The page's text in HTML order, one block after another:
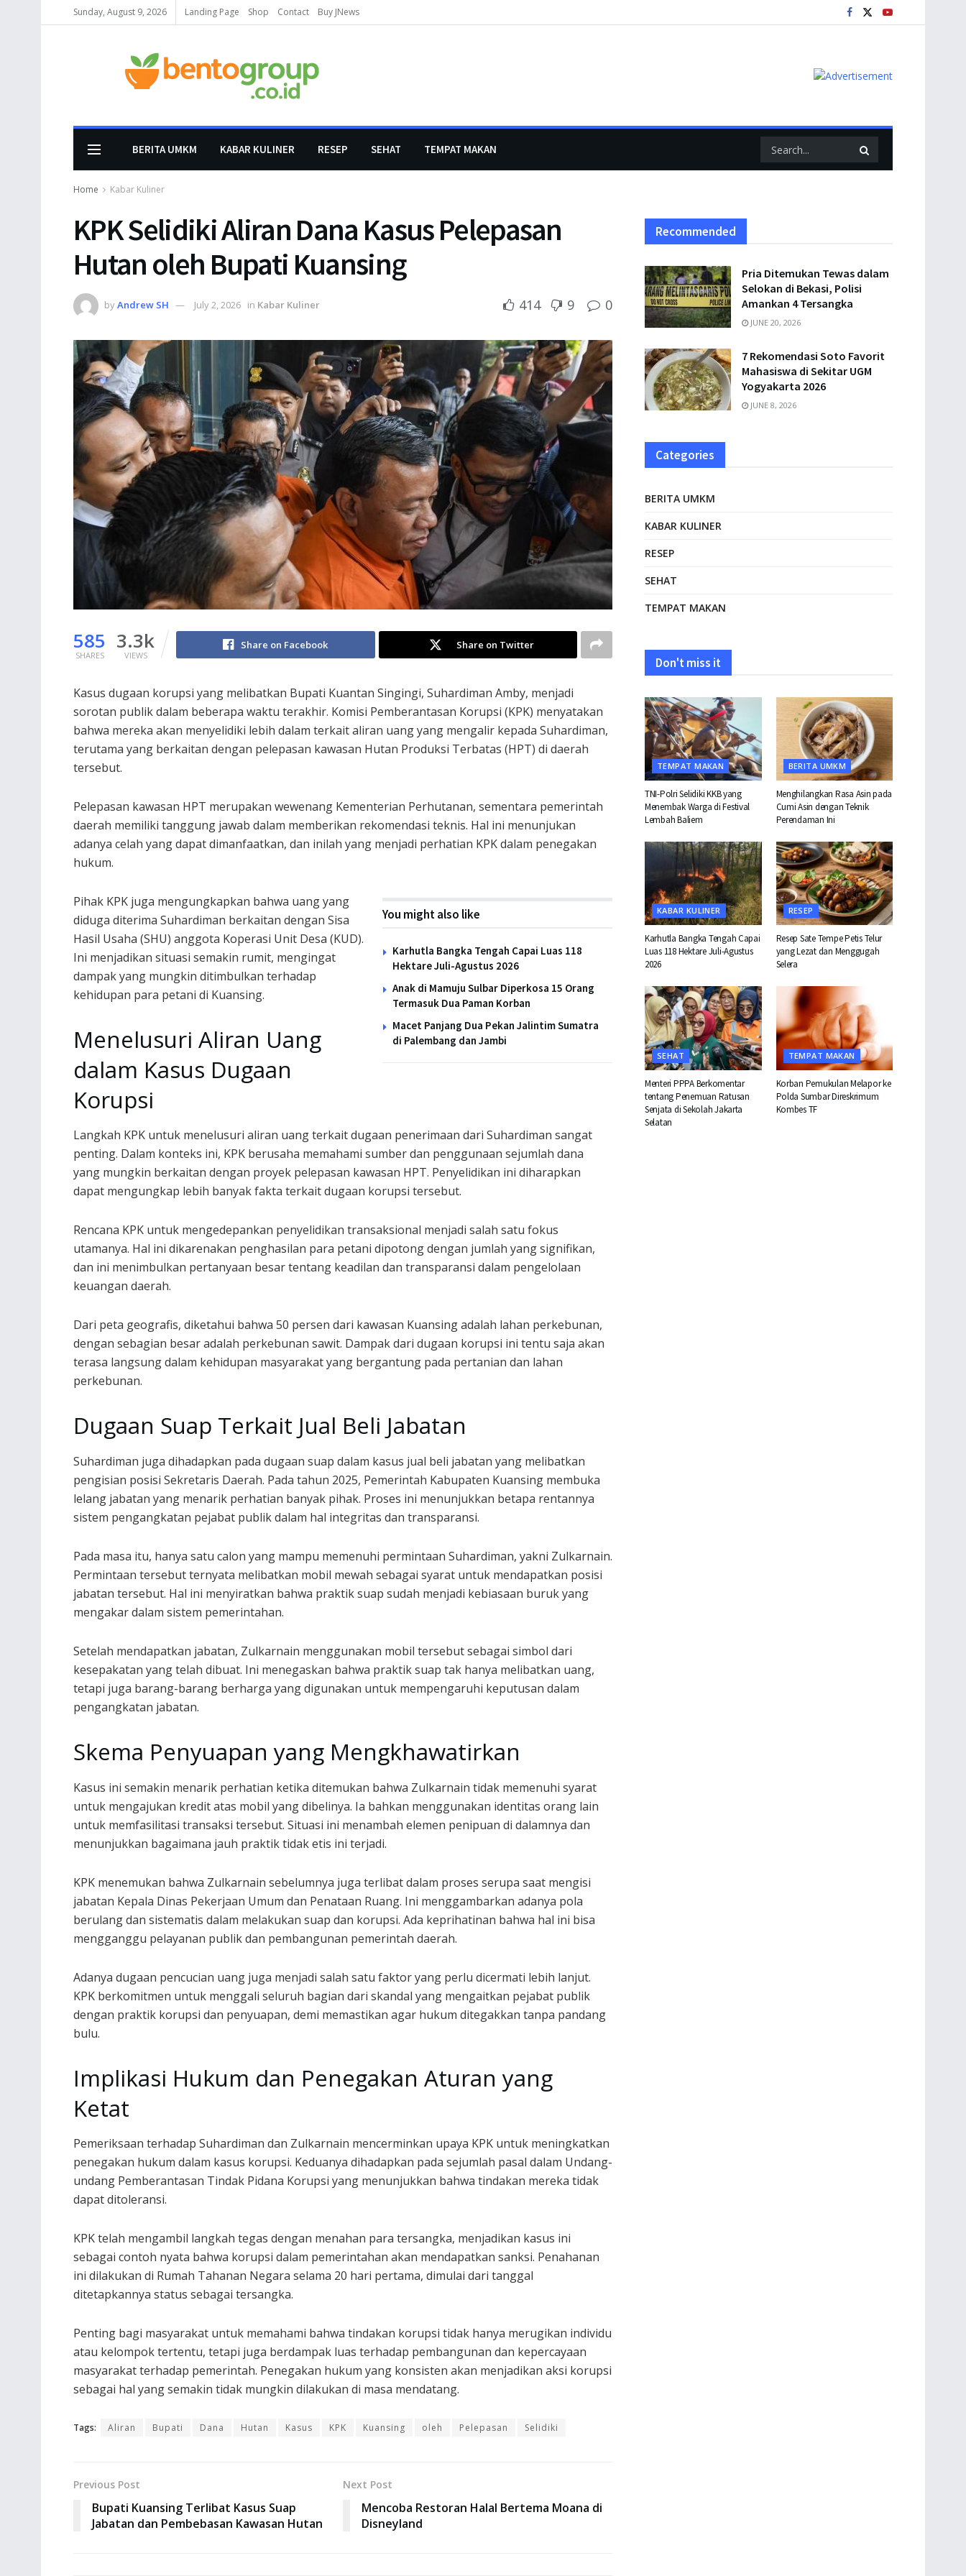
Sunday, August 9, 2026 Landing Page Shop Contact Buy JNews
BERITA UMKM KABAR KULINER RESEP SEHAT TEMPAT MAKAN
Home Kabar Kuliner
KPK Selidiki Aliran Dana Kasus Pelepasan
Hutan oleh Bupati Kuansing
byAndrew SH July 2, 2026 in Kabar Kuliner 414 9 0
585
SHARES
3.3k
VIEWS
Share on Facebook Share on Twitter
Kasus dugaan korupsi yang melibatkan Bupati Kuantan Singingi, Suhardiman Amby, menjadi
sorotan publik dalam beberapa waktu terakhir. Komisi Pemberantasan Korupsi (KPK) menyatakan
bahwa mereka akan menyelidiki lebih dalam terkait aliran uang yang mengalir kepada Suhardiman,
terutama yang berkaitan dengan pelepasan kawasan Hutan Produksi Terbatas (HPT) di daerah
tersebut.
Pelepasan kawasan HPT merupakan wewenang Kementerian Perhutanan, sementara pemerintah
daerah memiliki tanggung jawab dalam memberikan rekomendasi teknis. Hal ini menunjukan
adanya celah yang dapat dimanfaatkan, dan inilah yang menjadi perhatian KPK dalam penegakan
hukum.
You might also like
Karhutla Bangka Tengah Capai Luas 118
Hektare Juli-Agustus 2026
Anak di Mamuju Sulbar Diperkosa 15 Orang
Termasuk Dua Paman Korban
Macet Panjang Dua Pekan Jalintim Sumatra
di Palembang dan Jambi
Pihak KPK juga mengungkapkan bahwa uang yang
diduga diterima Suhardiman berkaitan dengan Sisa
Hasil Usaha (SHU) anggota Koperasi Unit Desa (KUD).
Ini menjadikan situasi semakin rumit, mengingat
dampak yang mungkin ditimbulkan terhadap
kehidupan para petani di Kuansing.
Menelusuri Aliran Uang
dalam Kasus Dugaan
Korupsi
Langkah KPK untuk menelusuri aliran uang terkait dugaan penerimaan dari Suhardiman sangat
penting. Dalam konteks ini, KPK berusaha memahami sumber dan penggunaan sejumlah dana
yang mungkin berkaitan dengan proyek pelepasan kawasan HPT. Penyelidikan ini diharapkan
dapat mengungkap lebih banyak fakta terkait dugaan korupsi tersebut.
Rencana KPK untuk mengedepankan penyelidikan transaksional menjadi salah satu fokus
utamanya. Hal ini dikarenakan penghasilan para petani dipotong dengan jumlah yang signifikan,
dan ini menimbulkan pertanyaan besar tentang keadilan dan transparansi dalam pengelolaan
keuangan daerah.
Dari peta geografis, diketahui bahwa 50 persen dari kawasan Kuansing adalah lahan perkebunan,
dengan sebagian besar adalah perkebunan sawit. Dampak dari dugaan korupsi ini tentu saja akan
terasa langsung dalam kehidupan masyarakat yang bergantung pada pertanian dan lahan
perkebunan.
Dugaan Suap Terkait Jual Beli Jabatan
Suhardiman juga dihadapkan pada dugaan suap dalam kasus jual beli jabatan yang melibatkan
pengisian posisi Sekretaris Daerah. Pada tahun 2025, Pemerintah Kabupaten Kuansing membuka
lelang jabatan yang menarik perhatian banyak pihak. Proses ini menunjukkan betapa rentannya
sistem pengangkatan pejabat publik dalam hal integritas dan transparansi.
Pada masa itu, hanya satu calon yang mampu memenuhi permintaan Suhardiman, yakni Zulkarnain.
Permintaan tersebut ternyata melibatkan mobil mewah sebagai syarat untuk mendapatkan posisi
jabatan tersebut. Hal ini menyiratkan bahwa praktik suap sudah menjadi kebiasaan buruk yang
mengakar dalam sistem pemerintahan.
Setelah mendapatkan jabatan, Zulkarnain menggunakan mobil tersebut sebagai simbol dari
kesepakatan yang telah dibuat. Ini menegaskan bahwa praktik suap tak hanya melibatkan uang,
tetapi juga barang-barang berharga yang digunakan untuk mempengaruhi keputusan dalam
pengangkatan jabatan.
Skema Penyuapan yang Mengkhawatirkan
Kasus ini semakin menarik perhatian ketika ditemukan bahwa Zulkarnain tidak memenuhi syarat
untuk mengajukan kredit atas mobil yang dibelinya. Ia bahkan menggunakan identitas orang lain
untuk memfasilitasi transaksi tersebut. Situasi ini menambah elemen penipuan di dalamnya dan
menunjukkan bagaimana jauh praktik tidak etis ini terjadi.
KPK menemukan bahwa Zulkarnain sebelumnya juga terlibat dalam proses serupa saat mengisi
jabatan Kepala Dinas Pekerjaan Umum dan Penataan Ruang. Ini menggambarkan adanya pola
berulang dan sistematis dalam melakukan suap dan korupsi. Ada keprihatinan bahwa hal ini bisa
mengganggu pelayanan publik dan pembangunan pemerintah daerah.
Adanya dugaan pencucian uang juga menjadi salah satu faktor yang perlu dicermati lebih lanjut.
KPK berkomitmen untuk menggali seluruh bagian dari skandal yang mengaitkan pejabat publik
dengan praktik korupsi dan penyuapan, demi memastikan agar hukum ditegakkan tanpa pandang
bulu.
Implikasi Hukum dan Penegakan Aturan yang
Ketat
Pemeriksaan terhadap Suhardiman dan Zulkarnain mencerminkan upaya KPK untuk meningkatkan
penegakan hukum dalam kasus korupsi. Keduanya dihadapkan pada sejumlah pasal dalam Undang-
undang Pemberantasan Tindak Pidana Korupsi yang menunjukkan bahwa tindakan mereka tidak
dapat ditoleransi.
KPK telah mengambil langkah tegas dengan menahan para tersangka, menjadikan kasus ini
sebagai contoh nyata bahwa korupsi dalam pemerintahan akan mendapatkan sanksi. Penahanan
ini dilakukan di Rumah Tahanan Negara selama 20 hari pertama, dimulai dari tanggal
ditetapkannya status sebagai tersangka.
Penting bagi masyarakat untuk memahami bahwa tindakan korupsi tidak hanya merugikan individu
atau kelompok tertentu, tetapi juga berdampak luas terhadap pembangunan dan kepercayaan
masyarakat terhadap pemerintah. Penegakan hukum yang konsisten akan menjadikan aksi korupsi
sebagai hal yang semakin tidak mungkin dilakukan di masa mendatang.
Tags: Aliran Bupati Dana Hutan Kasus KPK Kuansing oleh Pelepasan Selidiki
Previous Post
Bupati Kuansing Terlibat Kasus Suap
Jabatan dan Pembebasan Kawasan Hutan
Next Post
Mencoba Restoran Halal Bertema Moana di
Disneyland
Recommended
Pria Ditemukan Tewas dalam
Selokan di Bekasi, Polisi
Amankan 4 Tersangka
JUNE 20, 2026
7 Rekomendasi Soto Favorit
Mahasiswa di Sekitar UGM
Yogyakarta 2026
JUNE 8, 2026
Categories
BERITA UMKM
KABAR KULINER
RESEP
SEHAT
TEMPAT MAKAN
Don't miss it
TEMPAT MAKAN
TNI-Polri Selidiki KKB yang
Menembak Warga di Festival
Lembah Baliem
BERITA UMKM
Menghilangkan Rasa Asin pada
Cumi Asin dengan Teknik
Perendaman Ini
KABAR KULINER
Karhutla Bangka Tengah Capai
Luas 118 Hektare Juli-Agustus
2026
RESEP
Resep Sate Tempe Petis Telur
yang Lezat dan Menggugah
Selera
SEHAT
Menteri PPPA Berkomentar
tentang Penemuan Ratusan
Senjata di Sekolah Jakarta
Selatan
TEMPAT MAKAN
Korban Pemukulan Melapor ke
Polda Sumbar Direskrimum
Kombes TF